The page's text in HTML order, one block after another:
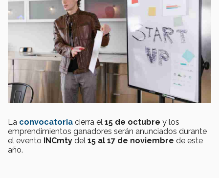
La convocatoria cierra el 15 de octubre y los
emprendimientos ganadores serán anunciados durante
el evento INCmty del 15 al 17 de noviembre de este
año.